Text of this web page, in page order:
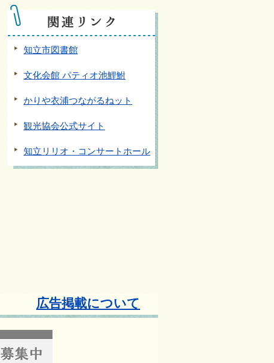
知立市図書館
文化会館 パティオ池鯉鮒
かりや衣浦つながるねット
観光協会公式サイト
知立リリオ・コンサートホール
広告掲載について